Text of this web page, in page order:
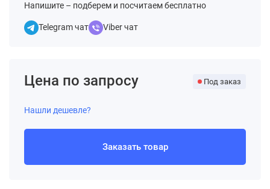
Напишите – подберем и посчитаем бесплатно
Telegram чат Viber чат
Цена по запросу Под заказ
Нашли дешевле?
Заказать товар